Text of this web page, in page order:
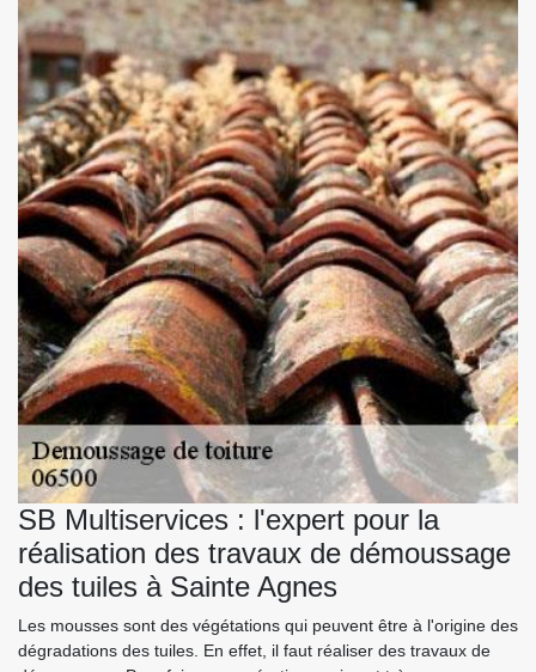
SB Multiservices : l'expert pour la
réalisation des travaux de démoussage
des tuiles à Sainte Agnes
Les mousses sont des végétations qui peuvent être à l'origine des
dégradations des tuiles. En effet, il faut réaliser des travaux de